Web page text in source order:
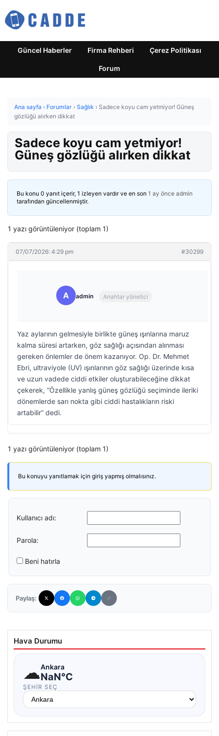
Güncel Haberler Firma Rehberi Çerez Politikası
Forum
Ana sayfa › Forumlar › Sağlık › Sadece koyu cam yetmiyor! Güneş
gözlüğü alırken dikkat
Sadece koyu cam yetmiyor!
Güneş gözlüğü alırken dikkat
Bu konu 0 yanıt içerir, 1 izleyen vardır ve en son 1 ay önce admin
tarafından güncellenmiştir.
1 yazı görüntüleniyor (toplam 1)
07/07/2026: 4:29 pm #30299
A admin Anahtar yönetici
Yaz aylarının gelmesiyle birlikte güneş ışınlarına maruz
kalma süresi artarken, göz sağlığı açısından alınması
gereken önlemler de önem kazanıyor. Op. Dr. Mehmet
Ebri, ultraviyole (UV) ışınlarının göz sağlığı üzerinde kısa
ve uzun vadede ciddi etkiler oluşturabileceğine dikkat
çekerek, “Özellikle yanlış güneş gözlüğü seçiminde ileriki
dönemlerde sarı nokta gibi ciddi hastalıkların riski
artabilir” dedi.
1 yazı görüntüleniyor (toplam 1)
Bu konuyu yanıtlamak için giriş yapmış olmalısınız.
Kullanıcı adı:
Parola:
Beni hatırla
Paylaş:
Hava Durumu
☁Ankara
NaN°C
ŞEHIR SEÇ